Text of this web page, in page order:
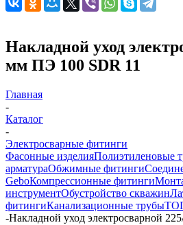
Накладной уход
мм ПЭ 100 SDR 11
Главная
-
Каталог
-
Электросварные фитинги
Фасонные изделияПолиэтиленовые
арматураОбжимные фитинги
GeboКомпрессионные фитинги
инструментОбустройство скважин
фитингиКанализационные трубы
-Накладной уход электросварной